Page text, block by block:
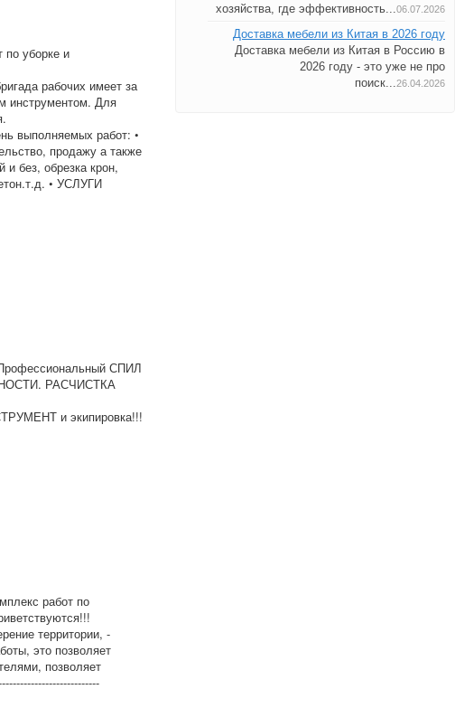
уборке и
рабочих имеет за
инструментом. Для
выполняемых работ: •
продажу а также
без, обрезка крон,
• УСЛУГИ
СПИЛ
РАСЧИСТКА
и экипировка!!!
работ по
территории, -
это позволяет
позволяет
хозяйства, где эффективность...06.07.2026
Доставка мебели из Китая в 2026 году
Доставка мебели из Китая в Россию в
2026 году - это уже не про
поиск...26.04.2026